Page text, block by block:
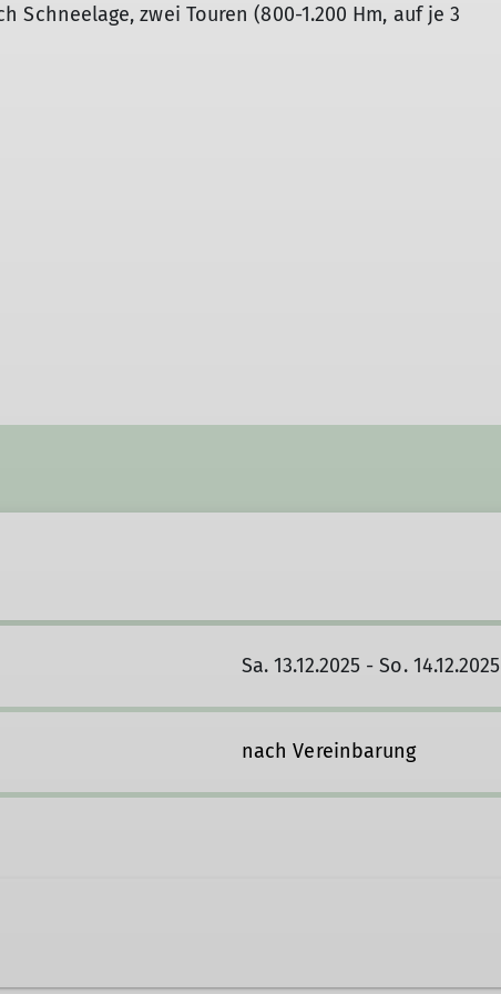
Schneelage, zwei Touren (800-1.200 Hm, auf je 3
Sa. 13.12.2025 - So. 14.12.2025
nach Vereinbarung